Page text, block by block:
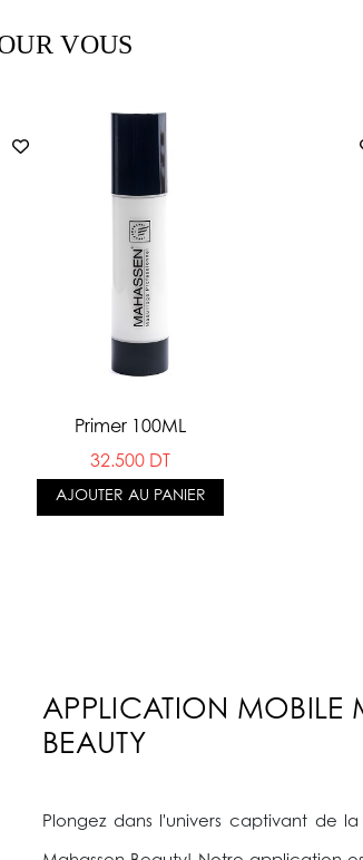
VOUS
Primer 100ML
32.500 DT
AJOUTER AU PANIER
APPLICATION MOBILE
BEAUTY
Plongez dans l'univers captivant de